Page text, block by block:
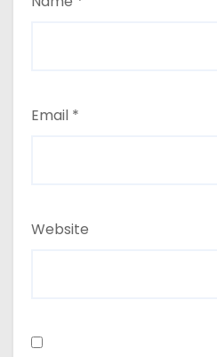
Email *
Website